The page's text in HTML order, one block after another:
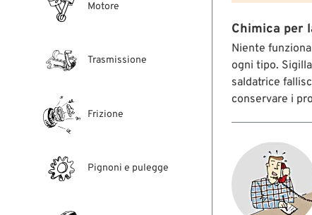
Motore
Trasmissione
Frizione
Pignoni e pulegge
Chimica per
Niente
ogni tipo.
saldatrice
conservare i